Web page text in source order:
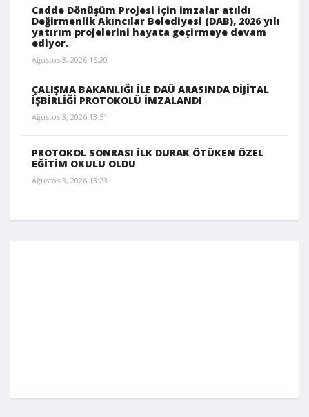
Cadde Dönüşüm Projesi için imzalar atıldı
Değirmenlik Akıncılar Belediyesi (DAB), 2026 yılı
yatırım projelerini hayata geçirmeye devam
ediyor.
Ağustos 3, 2026 15:20
ÇALIŞMA BAKANLIĞI İLE DAÜ ARASINDA DİJİTAL
İŞBİRLİĞİ PROTOKOLÜ İMZALANDI
Ağustos 3, 2026 13:51
PROTOKOL SONRASI İLK DURAK ÖTÜKEN ÖZEL
EĞİTİM OKULU OLDU
Ağustos 3, 2026 13:23